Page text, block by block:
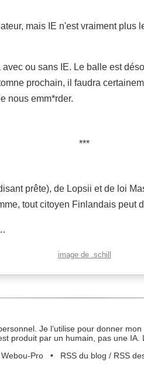
mais IE n'est vraiment plus
ou sans IE. Le balle est
prochain, il faudra
nous emm*rder.
prête), de Lopsii et de loi
tout citoyen Finlandais peut
image de .schill
Je l’utilise pour donner
produit par un humain, pas une IA.
Pro• RSS du blog / RSS